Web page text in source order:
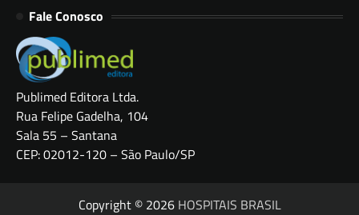
Fale Conosco
Publimed Editora Ltda.
Rua Felipe Gadelha, 104
Sala 55 – Santana
CEP: 02012-120 – São Paulo/SP
Copyright © 2026 HOSPITAIS BRASIL